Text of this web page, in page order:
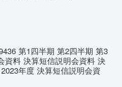
第1四半期 第2四半期 第3
資料 決算短信説明会資料 決
年度 決算短信説明会資